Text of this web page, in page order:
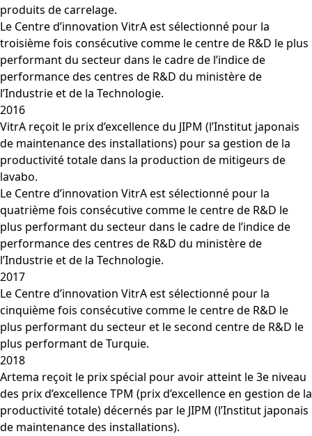
produits de carrelage.
Le Centre d’innovation VitrA est sélectionné pour la
troisième fois consécutive comme le centre de R&D le plus
performant du secteur dans le cadre de l’indice de
performance des centres de R&D du ministère de
l’Industrie et de la Technologie.
2016
VitrA reçoit le prix d’excellence du JIPM (l’Institut japonais
de maintenance des installations) pour sa gestion de la
productivité totale dans la production de mitigeurs de
lavabo.
Le Centre d’innovation VitrA est sélectionné pour la
quatrième fois consécutive comme le centre de R&D le
plus performant du secteur dans le cadre de l’indice de
performance des centres de R&D du ministère de
l’Industrie et de la Technologie.
2017
Le Centre d’innovation VitrA est sélectionné pour la
cinquième fois consécutive comme le centre de R&D le
plus performant du secteur et le second centre de R&D le
plus performant de Turquie.
2018
Artema reçoit le prix spécial pour avoir atteint le 3e niveau
des prix d’excellence TPM (prix d’excellence en gestion de la
productivité totale) décernés par le JIPM (l’Institut japonais
de maintenance des installations).